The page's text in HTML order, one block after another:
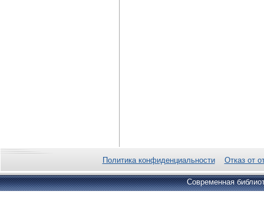
Политика конфиденциальности Отказ от
Современная